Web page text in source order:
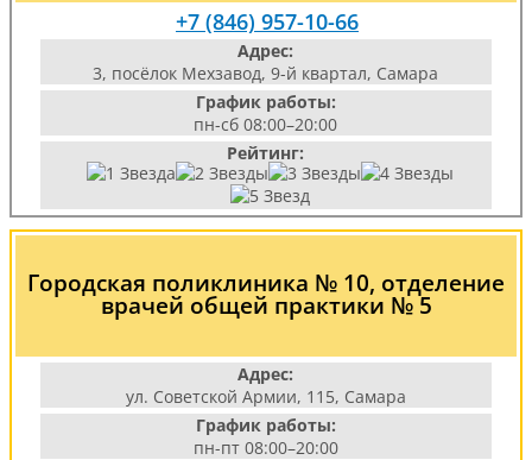
+7 (846) 957-10-66
Адрес:
3, посёлок Мехзавод, 9-й квартал, Самара
График работы:
пн-сб 08:00–20:00
Рейтинг:
Городская поликлиника № 10, отделение
врачей общей практики № 5
Адрес:
ул. Советской Армии, 115, Самара
График работы:
пн-пт 08:00–20:00